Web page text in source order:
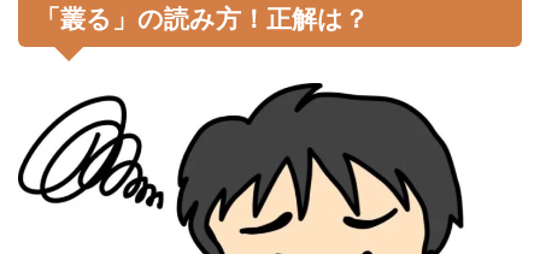
「叢る」の読み方！正解は？